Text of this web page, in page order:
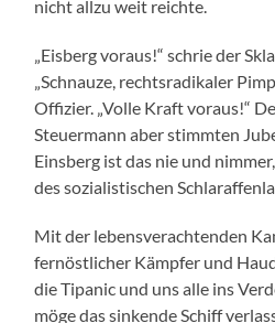
nicht allzu weit reichte.
„Eisberg voraus!“ schrie der
„Schnauze, rechtsradikaler
Offizier. „Volle Kraft voraus!“
Steuermann aber stimmten
Einsberg ist das nie und
des sozialistischen
Mit der lebensverachtenden
fernöstlicher Kämpfer und
die Tipanic und uns alle ins
möge das sinkende Schiff